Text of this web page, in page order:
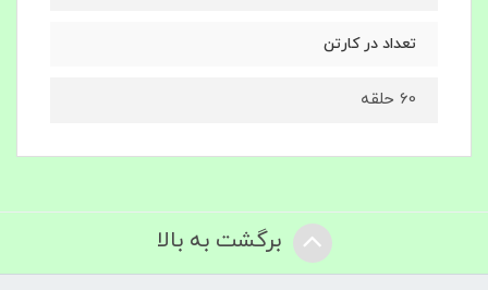
تعداد در کارتن
60 حلقه
برگشت به بالا